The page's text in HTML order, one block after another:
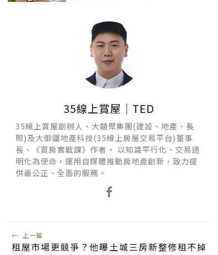
35線上賞屋｜TED
35線上賞屋創辦人、大囍聚集團(建設、地產、長
照)及大御疆地產科技(35線上房屋交易平台)董事
長、《買房實戰課》作者。 以知識平行化、交易透
明化為使命，運用自媒體推動房地產創新，致力提
供最公正、全面的服務。
← 上一篇
租屋市場更競爭？他曝土城三房新整修租不掉